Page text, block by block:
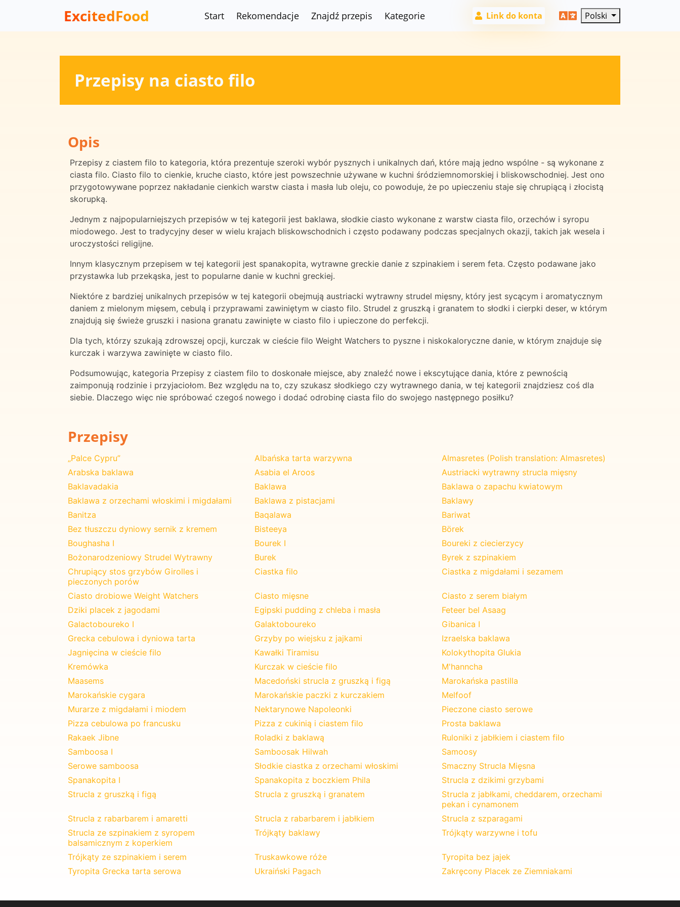
ExcitedFood Start Rekomendacje Znajdź przepis Kategorie Link do konta Polski
Przepisy na ciasto filo
Opis
Przepisy z ciastem filo to kategoria, która prezentuje szeroki wybór pysznych i unikalnych dań, które mają jedno wspólne - są wykonane z
ciasta filo. Ciasto filo to cienkie, kruche ciasto, które jest powszechnie używane w kuchni śródziemnomorskiej i bliskowschodniej. Jest ono
przygotowywane poprzez nakładanie cienkich warstw ciasta i masła lub oleju, co powoduje, że po upieczeniu staje się chrupiącą i złocistą
skorupką.
Jednym z najpopularniejszych przepisów w tej kategorii jest baklawa, słodkie ciasto wykonane z warstw ciasta filo, orzechów i syropu
miodowego. Jest to tradycyjny deser w wielu krajach bliskowschodnich i często podawany podczas specjalnych okazji, takich jak wesela i
uroczystości religijne.
Innym klasycznym przepisem w tej kategorii jest spanakopita, wytrawne greckie danie z szpinakiem i serem feta. Często podawane jako
przystawka lub przekąska, jest to popularne danie w kuchni greckiej.
Niektóre z bardziej unikalnych przepisów w tej kategorii obejmują austriacki wytrawny strudel mięsny, który jest sycącym i aromatycznym
daniem z mielonym mięsem, cebulą i przyprawami zawiniętym w ciasto filo. Strudel z gruszką i granatem to słodki i cierpki deser, w którym
znajdują się świeże gruszki i nasiona granatu zawinięte w ciasto filo i upieczone do perfekcji.
Dla tych, którzy szukają zdrowszej opcji, kurczak w cieście filo Weight Watchers to pyszne i niskokaloryczne danie, w którym znajduje się
kurczak i warzywa zawinięte w ciasto filo.
Podsumowując, kategoria Przepisy z ciastem filo to doskonałe miejsce, aby znaleźć nowe i ekscytujące dania, które z pewnością
zaimponują rodzinie i przyjaciołom. Bez względu na to, czy szukasz słodkiego czy wytrawnego dania, w tej kategorii znajdziesz coś dla
siebie. Dlaczego więc nie spróbować czegoś nowego i dodać odrobinę ciasta filo do swojego następnego posiłku?
Przepisy
„Palce Cypru” Albańska tarta warzywna
Almasretes (Polish translation: Almasretes)
Arabska baklawa
Asabia el Aroos
Austriacki wytrawny strucla mięsny
Baklavadakia
Baklawa
Baklawa o zapachu kwiatowym
Baklawa z orzechami włoskimi i migdałami
Baklawa z pistacjami
Baklawy
Banitza
Baqalawa
Bariwat
Bez tłuszczu dyniowy sernik z kremem
Bisteeya
Börek
Boughasha I
Bourek I
Boureki z ciecierzycy
Bożonarodzeniowy Strudel Wytrawny
Burek
Byrek z szpinakiem
Chrupiący stos grzybów Girolles i
pieczonych porów
Ciastka filo Ciastka z migdałami i sezamem
Ciasto drobiowe Weight Watchers Ciasto mięsne
Ciasto z serem białym
Dziki placek z jagodami
Egipski pudding z chleba i masła
Feteer bel Asaag
Galactoboureko I
Galaktoboureko
Gibanica I
Grecka cebulowa i dyniowa tarta
Grzyby po wiejsku z jajkami
Izraelska baklawa
Jagnięcina w cieście filo
Kawałki Tiramisu
Kolokythopita Glukia
Kremówka
Kurczak w cieście filo
M'hanncha
Maasems
Macedoński strucla z gruszką i figą
Marokańska pastilla
Marokańskie cygara
Marokańskie paczki z kurczakiem
Melfoof
Murarze z migdałami i miodem
Nektarynowe Napoleonki
Pieczone ciasto serowe
Pizza cebulowa po francusku
Pizza z cukinią i ciastem filo
Prosta baklawa
Rakaek Jibne
Roladki z baklawą
Ruloniki z jabłkiem i ciastem filo
Samboosa I
Samboosak Hilwah
Samoosy
Serowe samboosa
Słodkie ciastka z orzechami włoskimi
Smaczny Strucla Mięsna
Spanakopita I
Spanakopita z boczkiem Phila
Strucla z dzikimi grzybami
Strucla z gruszką i figą
Strucla z gruszką i granatem
Strucla z jabłkami, cheddarem, orzechami
pekan i cynamonem
Strucla z rabarbarem i amaretti
Strucla z rabarbarem i jabłkiem
Strucla z szparagami
Strucla ze szpinakiem z syropem
balsamicznym z koperkiem
Trójkąty baklawy Trójkąty warzywne i tofu
Trójkąty ze szpinakiem i serem Truskawkowe róże
Tyropita bez jajek
Tyropita Grecka tarta serowa
Ukraiński Pagach Zakręcony Placek ze Ziemniakami